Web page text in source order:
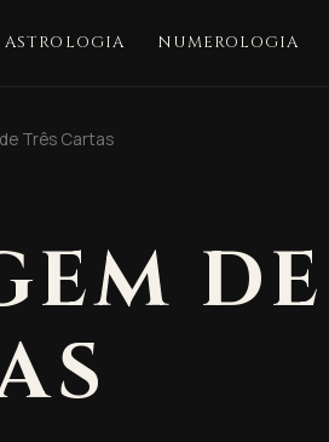
ASTROLOGIA NUMEROLOGIA
Três Cartas